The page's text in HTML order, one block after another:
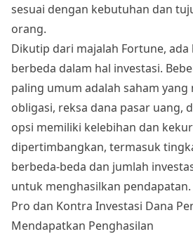
sesuai dengan kebutuhan dan
orang.
Dikutip dari majalah Fortune, ada
berbeda dalam hal investasi.
paling umum adalah saham yang
obligasi, reksa dana pasar uang,
opsi memiliki kelebihan dan
dipertimbangkan, termasuk
berbeda-beda dan jumlah
untuk menghasilkan pendapatan.
Pro dan Kontra Investasi Dana
Mendapatkan Penghasilan